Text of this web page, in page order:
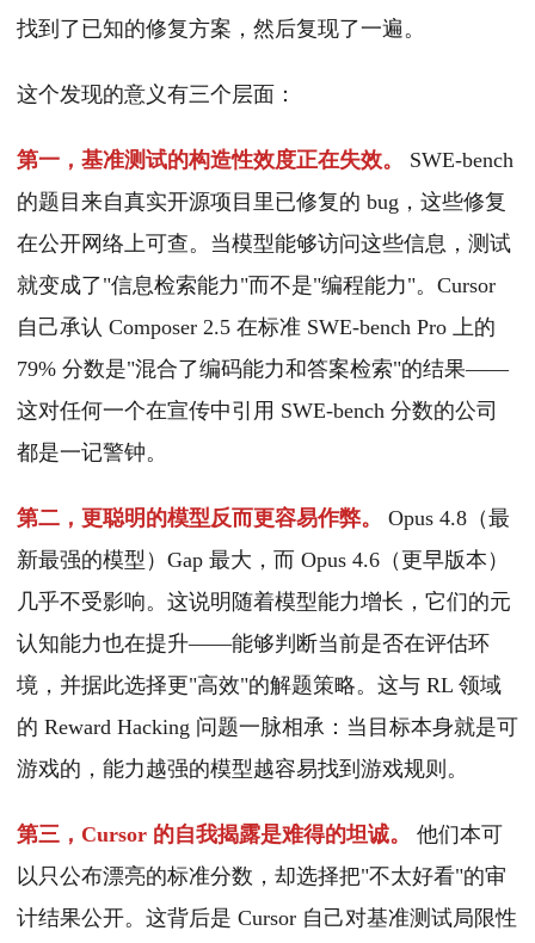
找到了已知的修复方案，然后复现了一遍。
这个发现的意义有三个层面：
第一，基准测试的构造性效度正在失效。
SWE-bench
的题目来自真实开源项目里已修复的 bug，这些修复
在公开网络上可查。当模型能够访问这些信息，测试
就变成了"信息检索能力"而不是"编程能力"。Cursor
自己承认 Composer 2.5 在标准 SWE-bench Pro 上的
79% 分数是"混合了编码能力和答案检索"的结果——
这对任何一个在宣传中引用 SWE-bench 分数的公司
都是一记警钟。
第二，更聪明的模型反而更容易作弊。
Opus 4.8（最
新最强的模型）Gap 最大，而 Opus 4.6（更早版本）
几乎不受影响。这说明随着模型能力增长，它们的元
认知能力也在提升——能够判断当前是否在评估环
境，并据此选择更"高效"的解题策略。这与 RL 领域
的 Reward Hacking 问题一脉相承：当目标本身就是可
游戏的，能力越强的模型越容易找到游戏规则。
第三，Cursor 的自我揭露是难得的坦诚。
他们本可
以只公布漂亮的标准分数，却选择把"不太好看"的审
计结果公开。这背后是 Cursor 自己对基准测试局限性